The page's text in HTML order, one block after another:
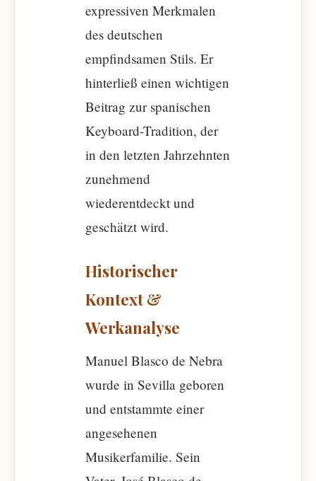
expressiven Merkmalen
des deutschen
empfindsamen Stils. Er
hinterließ einen wichtigen
Beitrag zur spanischen
Keyboard-Tradition, der
in den letzten Jahrzehnten
zunehmend
wiederentdeckt und
geschätzt wird.
Historischer
Kontext &
Werkanalyse
Manuel Blasco de Nebra
wurde in Sevilla geboren
und entstammte einer
angesehenen
Musikerfamilie. Sein